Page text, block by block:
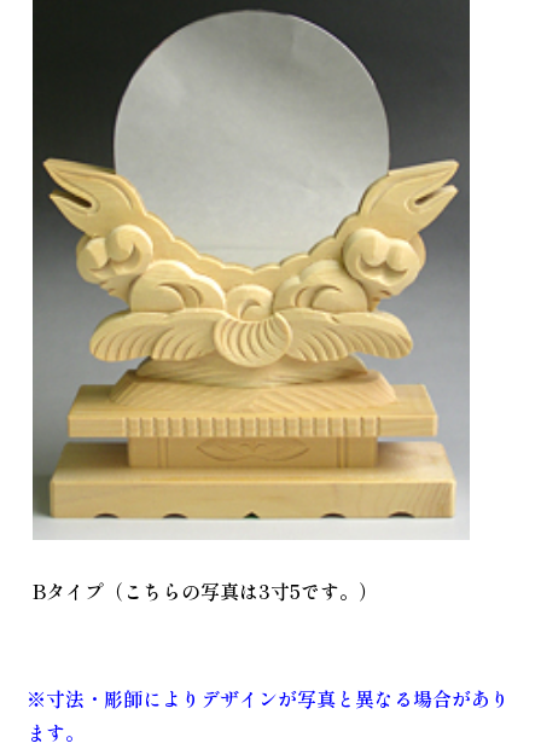
Bタイプ（こちらの写真は3寸5です。）
※寸法・彫師によりデザインが写真と異なる場合があり
ます。